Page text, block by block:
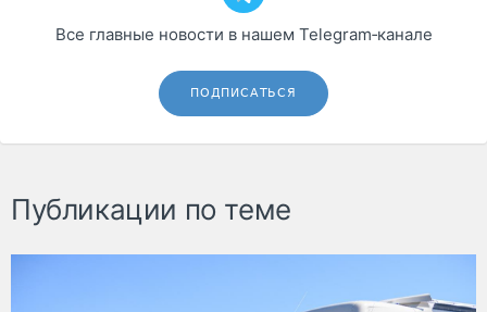
Все главные новости в нашем Telegram‑канале
ПОДПИСАТЬСЯ
Публикации по теме